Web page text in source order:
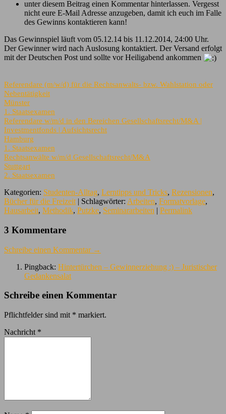
unter diesem Beitrag einen Kommentar hinterlassen. Vergesst
nicht eure E-Mail Adresse anzugeben, damit ich euch im Falle
des Gewinns kontaktieren kann!
Das Gewinnspiel läuft vom 05.12.14 bis 11.12.2014, 24:00 Uhr.
Der Gewinner wird nach Auslosung kontaktiert. Der Versand erfolgt
mit der Deutschen Post und sollte vor Heiligabend ankommen
Referendare (m/w/d) für die Rechtsanwalts- bzw. Wahlstation oder
Nebentätigkeit
Münster
1. Staatsexamen
Referendare w/m/d in den Bereichen Gesellschaftsrecht/M&A |
Investmentfonds | Aufsichtsrecht
Hamburg
1. Staatsexamen
Rechtsanwälte w/m/d Gesellschaftsrecht/M&A
Stuttgart
2. Staatsexamen
Kategorien: Studenten-Alltag, Lerntipps und Tricks, Rezensionen,
Bücher für die Freizeit | Schlagwörter: Arbeiten, Formatvorlage,
Hausarbeit, Methodik, Putzke, Seminararbeiten | Permalink
3 Kommentare
Schreibe einen Kommentar →
Pingback: Hintertürchen – Gewinnerziehung :) – Juristischer
Gedankensalat
Schreibe einen Kommentar
Pflichtfelder sind mit * markiert.
Nachricht *